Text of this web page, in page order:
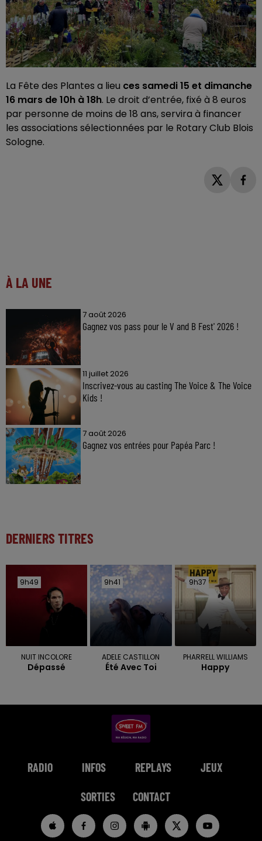
La Fête des Plantes a lieu ces samedi 15 et dimanche
16 mars de 10h à 18h. Le droit d’entrée, fixé à 8 euros
par personne de moins de 18 ans, servira à financer
les associations sélectionnées par le Rotary Club Blois
Sologne.
À LA UNE
7 août 2026
Gagnez vos pass pour le V and B Fest' 2026 !
11 juillet 2026
Inscrivez-vous au casting The Voice & The Voice
Kids !
7 août 2026
Gagnez vos entrées pour Papéa Parc !
DERNIERS TITRES
9h49
9h49
NUIT INCOLORE
Dépassé
9h41
9h41
ADELE CASTILLON
Été Avec Toi
9h37
9h37
PHARRELL WILLIAMS
Happy
RADIO INFOS REPLAYS JEUX
SORTIES CONTACT